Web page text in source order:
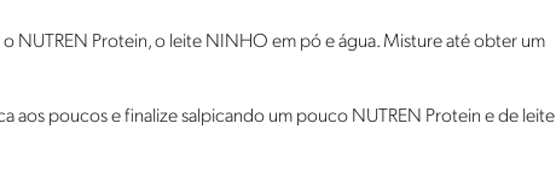
NUTREN Protein, o leite NINHO em pó e água. Misture até obter um
aos poucos e finalize salpicando um pouco NUTREN Protein e de leite